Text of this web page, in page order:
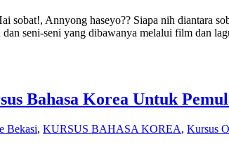
sobat!, Annyong haseyo?? Siapa nih diantara
seni-seni yang dibawanya melalui film dan
Bahasa Korea Untuk
Bekasi, KURSUS BAHASA KOREA, Kursus